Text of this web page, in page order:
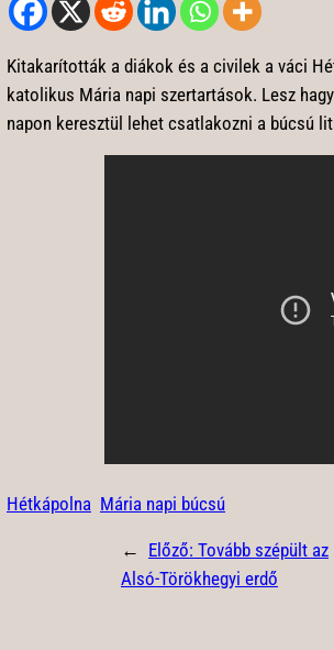
Kitakarították a diákok és a civilek a váci
katolikus Mária napi szertartások. Lesz
napon keresztül lehet csatlakozni a búcsú
Hétkápolna Mária napi búcsú
← Előző: Tovább szépült az
Alsó-Törökhegyi erdő